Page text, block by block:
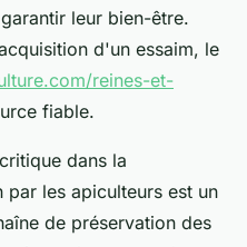
leur bien-être.
d'un essaim, le
reines-et-
fiable.
dans la
les apiculteurs est un
de préservation des